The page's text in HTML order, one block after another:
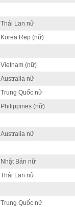
Thái Lan nữ
Korea Rep (nữ)
Vietnam (nữ)
Australia nữ
Trung Quốc nữ
Philippines (nữ)
Australia nữ
Nhật Bản nữ
Thái Lan nữ
Trung Quốc nữ